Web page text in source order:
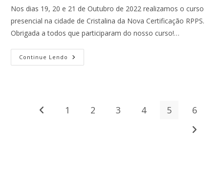
post:
post:
Nos dias 19, 20 e 21 de Outubro de 2022 realizamos o curso
presencial na cidade de Cristalina da Nova Certificação RPPS.
Obrigada a todos que participaram do nosso curso!…
Continue Lendo Curso
De
Ir para a página anterior
1 2 3 4 5 6
Ir para